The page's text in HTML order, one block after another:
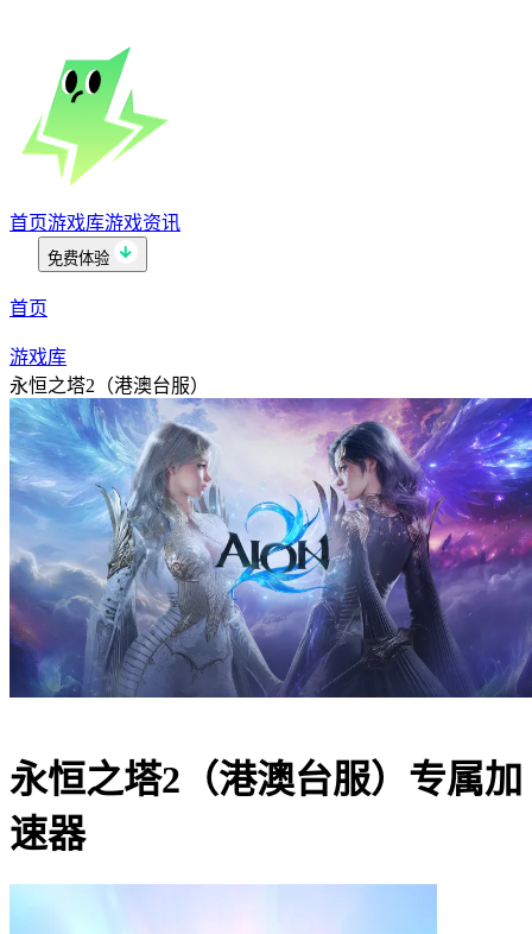
首页游戏库游戏资讯
免费体验
首页
游戏库
永恒之塔2（港澳台服）
永恒之塔2（港澳台服） 专属加
速器